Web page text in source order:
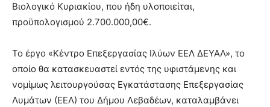
Βιολογικό Κυριακίου, που ήδη υλοποιείται,
προϋπολογισμού 2.700.000,00€.
Το έργο «Κέντρο Επεξεργασίας Ιλύων ΕΕΛ ΔΕΥΑΛ», το
οποίο θα κατασκευαστεί εντός της υφιστάμενης και
νομίμως λειτουργούσας Εγκατάστασης Επεξεργασίας
Λυμάτων (ΕΕΛ) του Δήμου Λεβαδέων, καταλαμβάνει